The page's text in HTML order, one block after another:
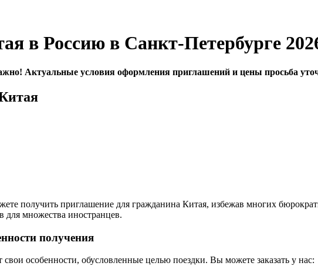
в Россию в Санкт-Петербурге
Актуальные условия оформления приглашений и цены просьба
получить приглашение для гражданина Китая, избежав многих
для множества иностранцев.
получения
особенности, обусловленные целью поездки. Вы можете заказать у нас: